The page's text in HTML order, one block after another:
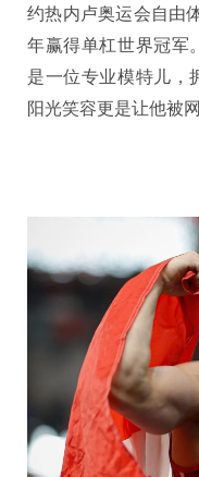
约热内卢奥运会自由
年赢得单杠世界冠军
是一位专业模特儿，
阳光笑容更是让他被